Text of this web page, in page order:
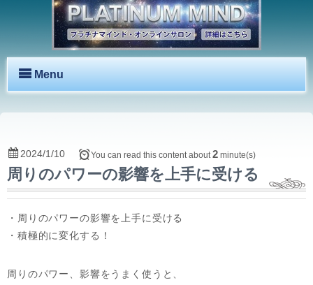
Menu
周りのパワーの影響を上手に受ける
2024/1/10 You can read this content about2 minute(s)
・周りのパワーの影響を上手に受ける
・積極的に変化する！
周りのパワー、影響をうまく使うと、